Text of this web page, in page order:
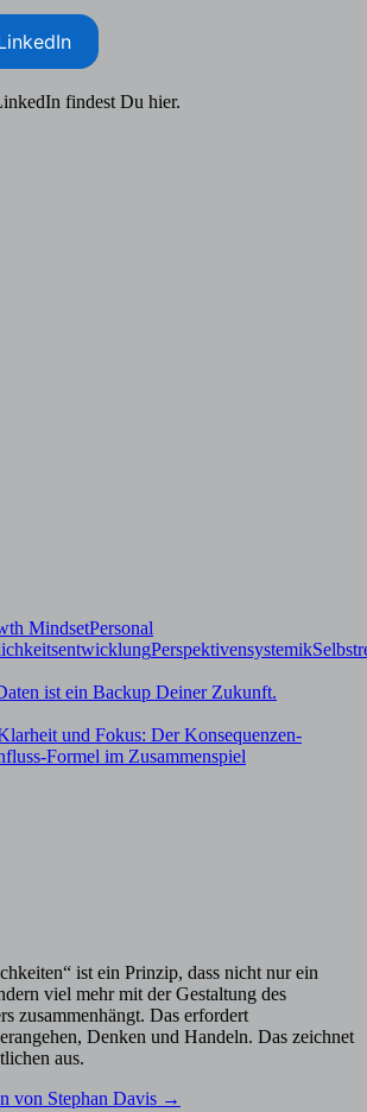
findest Du hier.
MindsetPersonal
Perspektivensystemik
ist ein Backup Deiner Zukunft.
und Fokus: Der Konsequenzen-
Formel im Zusammenspiel
ist ein Prinzip, dass nicht nur ein
viel mehr mit der Gestaltung des
zusammenhängt. Das erfordert
Denken und Handeln. Das zeichnet
aus.
von Stephan Davis →